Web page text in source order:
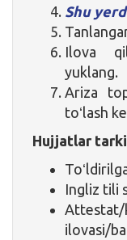
Shu
Ilova
yuklang.
Ariza
toʻlash
Hujjatlar
Ingliz tili
ilovasi/